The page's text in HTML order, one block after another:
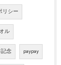
リシー
ル
念 paypay